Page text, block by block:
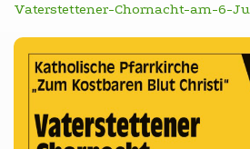
Vaterstettener-Chornacht-am-6-